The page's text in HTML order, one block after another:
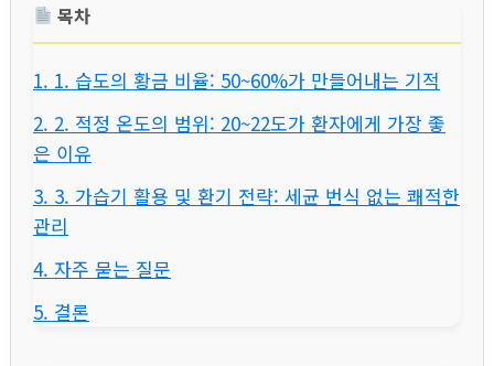
목차
1. 1. 습도의 황금 비율: 50~60%가 만들어내는 기적
2. 2. 적정 온도의 범위: 20~22도가 환자에게 가장 좋
은 이유
3. 3. 가습기 활용 및 환기 전략: 세균 번식 없는 쾌적한
관리
4. 자주 묻는 질문
5. 결론